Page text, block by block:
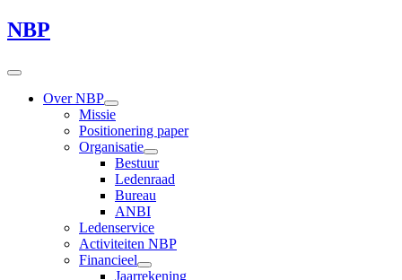
NBP
Over NBP
Missie
Positionering paper
Organisatie
Bestuur
Ledenraad
Bureau
ANBI
Ledenservice
Activiteiten NBP
Financieel
Jaarrekening